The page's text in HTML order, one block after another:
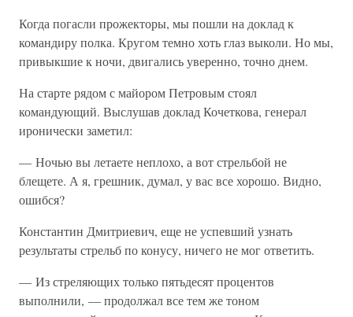
Когда погасли прожекторы, мы пошли на доклад к
командиру полка. Кругом темно хоть глаз выколи. Но мы,
привыкшие к ночи, двигались уверенно, точно днем.
На старте рядом с майором Петровым стоял
командующий. Выслушав доклад Кочеткова, генерал
иронически заметил:
— Ночью вы летаете неплохо, а вот стрельбой не
блещете. А я, грешник, думал, у вас все хорошо. Видно,
ошибся?
Константин Дмитриевич, еще не успевший узнать
результаты стрельб по конусу, ничего не мог ответить.
— Из стреляющих только пятьдесят процентов
выполнили, — продолжал все тем же тоном